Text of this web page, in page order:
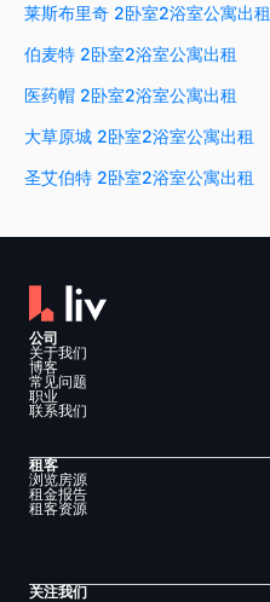
莱斯布里奇 2卧室2浴室公寓出租
伯麦特 2卧室2浴室公寓出租
医药帽 2卧室2浴室公寓出租
大草原城 2卧室2浴室公寓出租
圣艾伯特 2卧室2浴室公寓出租
公司
关于我们
博客
常见问题
职业
联系我们
租客
浏览房源
租金报告
租客资源
关注我们